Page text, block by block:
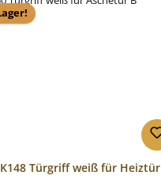
Türgriff weiß für Heiztür